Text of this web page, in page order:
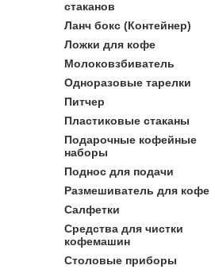
стаканов
Ланч бокс (Контейнер)
Ложки для кофе
Молоковзбиватель
Одноразовые тарелки
Питчер
Пластиковые стаканы
Подарочные кофейные
наборы
Поднос для подачи
Размешиватель для кофе
Салфетки
Средства для чистки
кофемашин
Столовые приборы